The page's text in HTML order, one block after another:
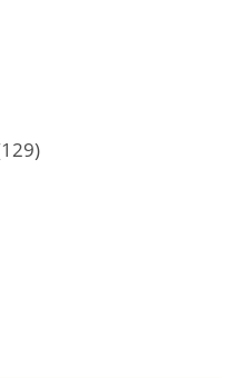
129129